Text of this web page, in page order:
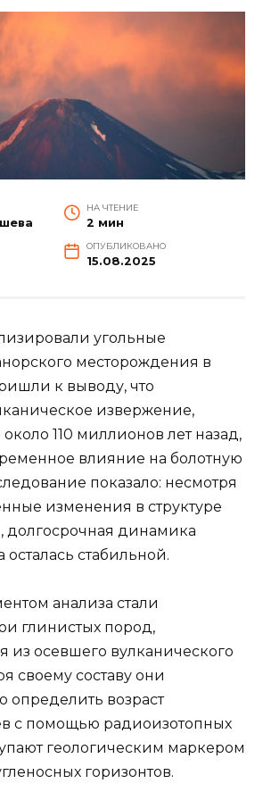
НА ЧТЕНИЕ
2 мин
ОПУБЛИКОВАНО
15.08.2025
угольные
месторождения в
к выводу, что
извержение,
110 миллионов лет назад,
влияние на болотную
показало: несмотря
изменения в структуре
долгосрочная динамика
осталась стабильной.
анализа стали
глинистых пород,
из осевшего вулканического
своему составу они
определить возраст
с помощью радиоизотопных
геологическим маркером
горизонтов.